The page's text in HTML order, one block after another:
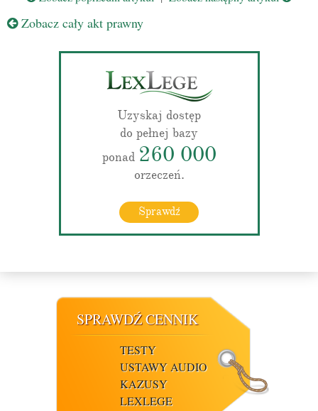
Zobacz cały akt prawny
Uzyskaj dostęp
do pełnej bazy
ponad 260 000
orzeczeń.
Sprawdź
SPRAWDŹ CENNIK
TESTY
USTAWY AUDIO
KAZUSY
LEXLEGE